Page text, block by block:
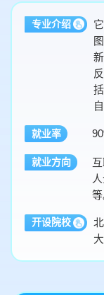
专业介绍
就业率
就业方向
等
开设院校